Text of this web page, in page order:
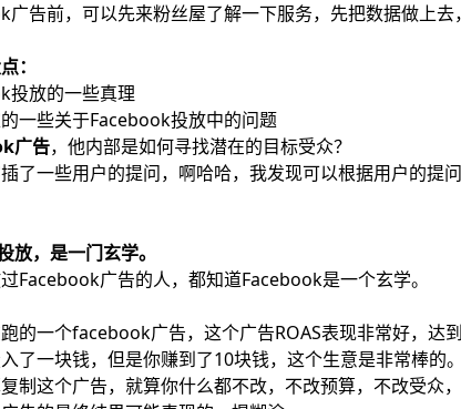
广告前，可以先来粉丝屋了解一下服务，先把数据做上
：
投放的一些真理
一些关于Facebook投放中的问题
广告，他内部是如何寻找潜在的目标受众？
了一些用户的提问，啊哈哈，我发现可以根据用户的提
，是一门玄学。
Facebook广告的人，都知道Facebook是一个玄学。
的一个facebook广告，这个广告ROAS表现非常好，达
了一块钱，但是你赚到了10块钱，这个生意是非常棒的。
制这个广告，就算你什么都不改，不改预算，不改受众